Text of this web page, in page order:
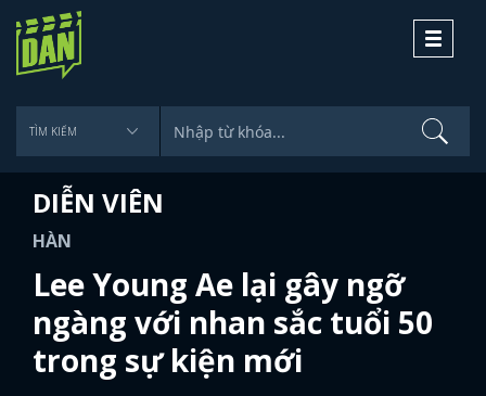
Toggle
DIỄN VIÊN
HÀN
Lee Young Ae lại gây ngỡ
ngàng với nhan sắc tuổi 50
trong sự kiện mới